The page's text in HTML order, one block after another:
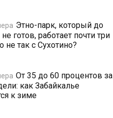
Этно-парк, который до
готов, работает почти три
не так с Сухотино?
От 35 до 60 процентов за
как Забайкалье
к зиме